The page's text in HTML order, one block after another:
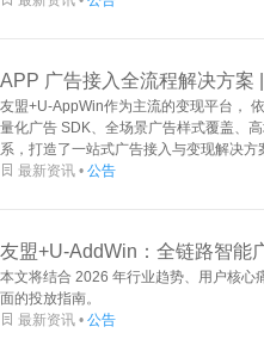
APP 广告接入全流程解决方案
友盟+U-AppWin作为主流的变现平台，
量化广告 SDK、全场景广告样式覆盖、
系，打造了一站式广告接入与变现解决方
 最新资讯 • 公告
友盟+U-AddWin：全链路智能
本文将结合 2026 年行业趋势、用户核心
面的投放指南。
 最新资讯 • 公告